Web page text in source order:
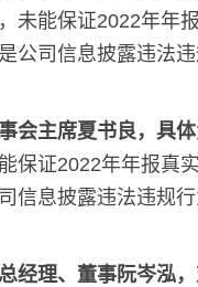
未能保证2022年年
公司信息披露违法
会主席夏书良，具
保证2022年年报真
信息披露违法违规
经理、董事阮岑泓